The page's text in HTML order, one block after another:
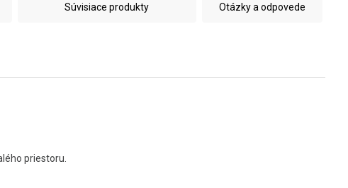
Súvisiace produkty Otázky a odpovede
priestoru.